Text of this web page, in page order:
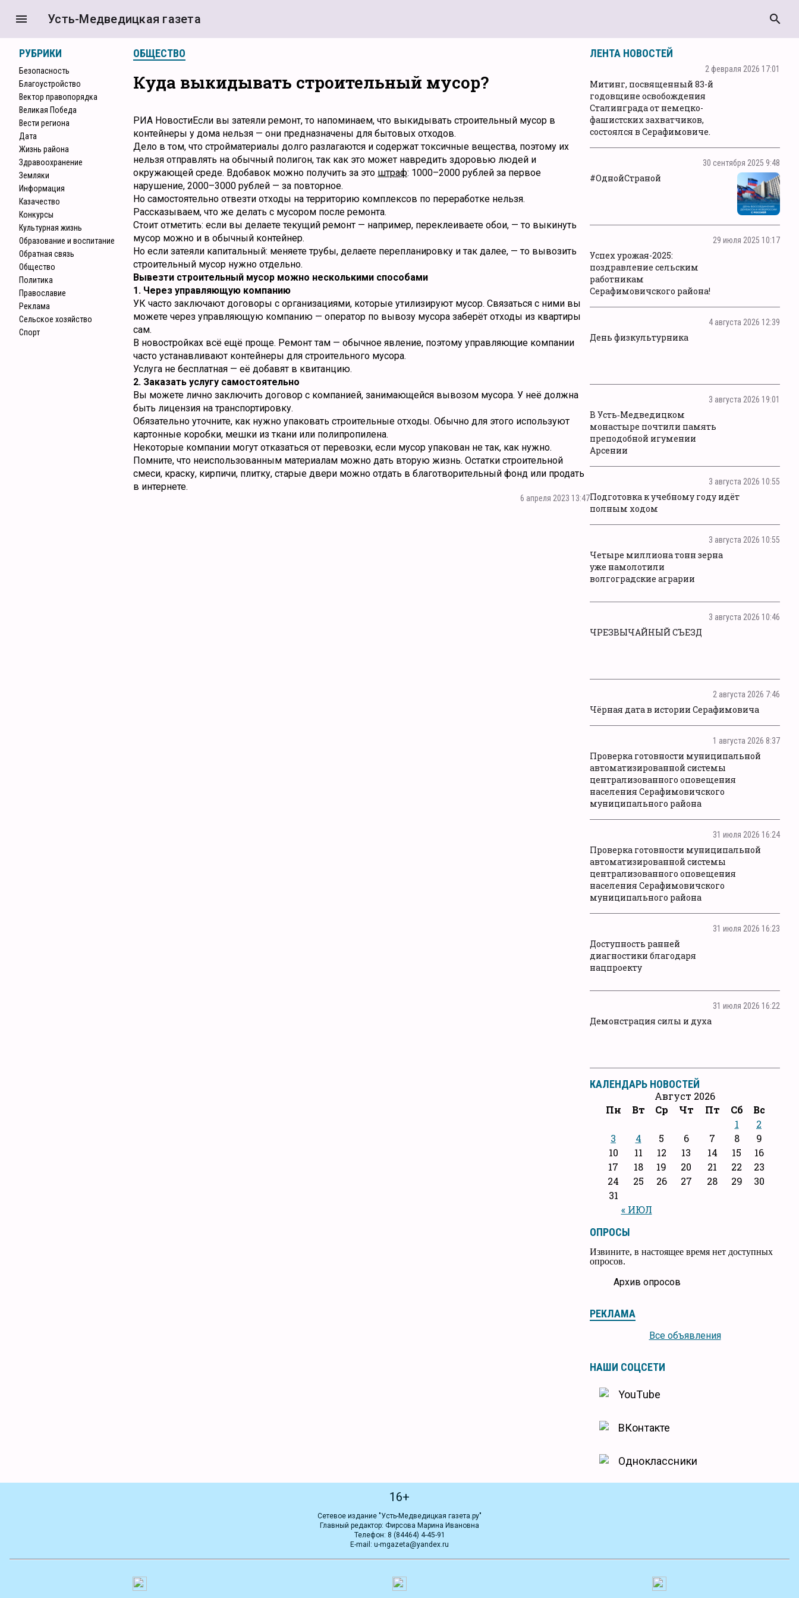
menu Усть-Медведицкая газета search
РУБРИКИ
Безопасность
Благоустройство
Вектор правопорядка
Великая Победа
Вести региона
Дата
Жизнь района
Здравоохранение
Земляки
Информация
Казачество
Конкурcы
Культурная жизнь
Образование и воспитание
Обратная связь
Общество
Политика
Православие
Реклама
Сельское хозяйство
Спорт
ОБЩЕСТВО
Куда выкидывать строительный мусор?
РИА НовостиЕсли вы затеяли ремонт, то напоминаем, что выкидывать строительный мусор в
контейнеры у дома нельзя — они предназначены для бытовых отходов.
Дело в том, что стройматериалы долго разлагаются и содержат токсичные вещества, поэтому их
нельзя отправлять на обычный полигон, так как это может навредить здоровью людей и
окружающей среде. Вдобавок можно получить за это штраф: 1000–2000 рублей за первое
нарушение, 2000–3000 рублей — за повторное.
Но самостоятельно отвезти отходы на территорию комплексов по переработке нельзя.
Рассказываем, что же делать с мусором после ремонта.
Стоит отметить: если вы делаете текущий ремонт — например, переклеиваете обои, — то выкинуть
мусор можно и в обычный контейнер.
Но если затеяли капитальный: меняете трубы, делаете перепланировку и так далее, — то вывозить
строительный мусор нужно отдельно.
Вывезти строительный мусор можно несколькими способами
1. Через управляющую компанию
УК часто заключают договоры с организациями, которые утилизируют мусор. Связаться с ними вы
можете через управляющую компанию — оператор по вывозу мусора заберёт отходы из квартиры
сам.
В новостройках всё ещё проще. Ремонт там — обычное явление, поэтому управляющие компании
часто устанавливают контейнеры для строительного мусора.
Услуга не бесплатная — её добавят в квитанцию.
2. Заказать услугу самостоятельно
Вы можете лично заключить договор с компанией, занимающейся вывозом мусора. У неё должна
быть лицензия на транспортировку.
Обязательно уточните, как нужно упаковать строительные отходы. Обычно для этого используют
картонные коробки, мешки из ткани или полипропилена.
Некоторые компании могут отказаться от перевозки, если мусор упакован не так, как нужно.
Помните, что неиспользованным материалам можно дать вторую жизнь. Остатки строительной
смеси, краску, кирпичи, плитку, старые двери можно отдать в благотворительный фонд или продать
в интернете.
6 апреля 2023 13:47
ЛЕНТА НОВОСТЕЙ
2 февраля 2026 17:01
Митинг, посвященный 83-й
годовщине освобождения
Сталинграда от немецко-
фашистских захватчиков,
состоялся в Серафимовиче.
30 сентября 2025 9:48
#ОднойСтраной
29 июля 2025 10:17
Успех урожая-2025:
поздравление сельским
работникам
Серафимовичского района!
4 августа 2026 12:39
День физкультурника
3 августа 2026 19:01
В Усть‑Медведицком
монастыре почтили память
преподобной игумении
Арсении
3 августа 2026 10:55
Подготовка к учебному году идёт
полным ходом
3 августа 2026 10:55
Четыре миллиона тонн зерна
уже намолотили
волгоградские аграрии
3 августа 2026 10:46
ЧРЕЗВЫЧАЙНЫЙ СЪЕЗД
2 августа 2026 7:46
Чёрная дата в истории Серафимовича
1 августа 2026 8:37
Проверка готовности муниципальной
автоматизированной системы
централизованного оповещения
населения Серафимовичского
муниципального района
31 июля 2026 16:24
Проверка готовности муниципальной
автоматизированной системы
централизованного оповещения
населения Серафимовичского
муниципального района
31 июля 2026 16:23
Доступность ранней
диагностики благодаря
нацпроекту
31 июля 2026 16:22
Демонстрация силы и духа
КАЛЕНДАРЬ НОВОСТЕЙ
Август 2026
Пн
Вт Ср Чт Пт Сб Вс
« ИЮЛ
1
2
3
4 5 6 7 8
9
10
11 12 13 14 15
16
17
18 19 20 21 22
23
24
25 26 27 28 29
30
31
ОПРОСЫ
Извините, в настоящее время нет доступных
опросов.
Архив опросов
РЕКЛАМА
Все объявления
НАШИ СОЦСЕТИ
YouTube
ВКонтакте
Одноклассники
16+
Сетевое издание "Усть-Медведицкая газета.ру"
Главный редактор: Фирсова Марина Ивановна
Телефон: 8 (84464) 4-45-91
E-mail: u-mgazeta@yandex.ru